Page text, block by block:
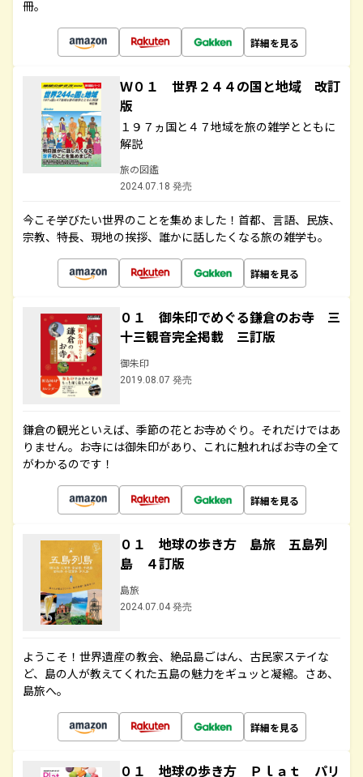
冊。
詳細を見る
Ｗ０１ 世界２４４の国と地域 改訂
版
１９７ヵ国と４７地域を旅の雑学とともに
解説
旅の図鑑
2024.07.18 発売
今こそ学びたい世界のことを集めました！首都、言語、民族、
宗教、特長、現地の挨拶、誰かに話したくなる旅の雑学も。
詳細を見る
０１ 御朱印でめぐる鎌倉のお寺 三
十三観音完全掲載 三訂版
御朱印
2019.08.07 発売
鎌倉の観光といえば、季節の花とお寺めぐり。それだけではあ
りません。お寺には御朱印があり、これに触れればお寺の全て
がわかるのです！
詳細を見る
０１ 地球の歩き方 島旅 五島列
島 ４訂版
島旅
2024.07.04 発売
ようこそ！世界遺産の教会、絶品島ごはん、古民家ステイな
ど、島の人が教えてくれた五島の魅力をギュッと凝縮。さあ、
島旅へ。
詳細を見る
０１ 地球の歩き方 Ｐｌａｔ パリ